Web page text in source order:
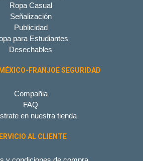
Ropa Casual
Señalización
Publicidad
para Estudiantes
Desechables
FRANJOE SEGURIDAD
Compañia
FAQ
en nuestra tienda
AL CLIENTE